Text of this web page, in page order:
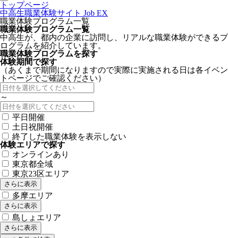
トップページ
中高生職業体験サイト Job EX
職業体験プログラム一覧
職業体験プログラム一覧
中高生が、都内の企業に訪問し、リアルな職業体験ができるプ
ログラムを紹介しています。
職業体験プログラムを探す
体験期間で探す
（あくまで期間になりますので実際に実施される日は各イベン
トページでご確認ください）
～
平日開催
土日祝開催
終了した職業体験を表示しない
体験エリアで探す
オンラインあり
東京都全域
東京23区エリア
さらに表示
多摩エリア
さらに表示
島しょエリア
さらに表示